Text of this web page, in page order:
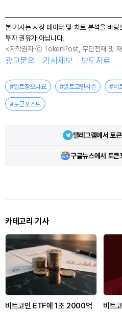
본 기사는 시장 데이터 및 차트 분석을 바
투자 권유가 아닙니다.
<저작권자 ⓒ TokenPost, 무단전재 및 재
광고문의 기사제보 보도자료
#알트장오나요 #알트코인시즌 #비
#토큰포스트
텔레그램에서 토
구글뉴스에서 토큰
카테고리 기사
비트코인 ETF에 1조 2000억
비트